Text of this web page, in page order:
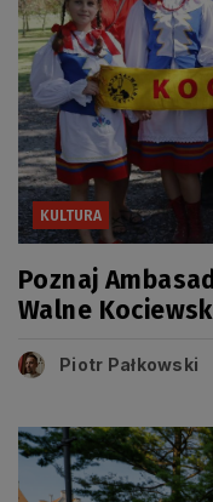
KULTURA
Poznaj
Walne
Piotr Pałkowski